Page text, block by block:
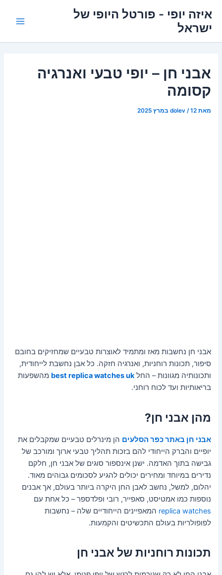
לתוכןאיזה יופי - פורטל היופי של
ישראל
אבני חן – יופי טבעי ואנרגיה
קסומה
מאת dolev /12 במרץ 2025
אבני חן נחשבות מאז ומתמיד לאוצרות טבעיים שמחזיקים בחובם
סיפור, תכונות רוחניות, ואנרגיה חזקה. כל אבן נחשבת לייחודית,
ותכונותיה מגוונות – החלbest replica watches uk מהשפעות
בריאותיות ועד לכוח רוחני.
מהן אבני חן?
אבני חן באתר כפר הסלעים הן מינרלים טבעיים שמקבלים את
יופיים והברק הייחודי להם בזכות תהליך טבעי ארוך ומורכב של
גבישה בתוך האדמה. ישנן אינספור סוגים של אבני חן, חלקם
נדירים במיוחד ומחירים יכולים להגיע לסכומים גבוהים מאוד.
יהלום, למשל, נחשב לאבן החן היקרה ביותר בעולם, אך אבנים
נוספות כמו אמטיסט, סאפייר, רובי ופלדספר – כל אחת עם
replica watches המאפיינים הייחודיים שלה – נחשבות
לפופולריות בעולם התכשיטים והקמעות.
תכונות רוחניות של אבני חן